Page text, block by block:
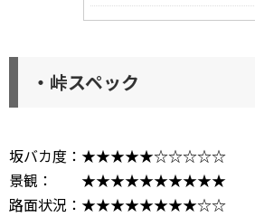
・峠スペック
坂バカ度：★★★★★☆☆☆☆☆
景観： ★★★★★★★★★★
路面状況：★★★★★★★★☆☆